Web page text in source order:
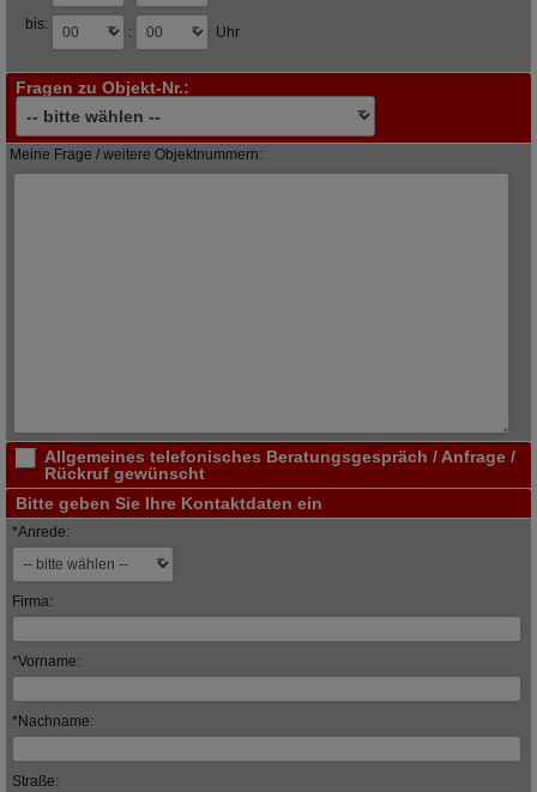
bis: : Uhr
Fragen zu Objekt-Nr.:
Meine Frage / weitere Objektnummern:
Allgemeines telefonisches Beratungsgespräch / Anfrage /
Rückruf gewünscht
Bitte geben Sie Ihre Kontaktdaten ein
*Anrede:
Firma:
*Vorname:
*Nachname:
Straße: